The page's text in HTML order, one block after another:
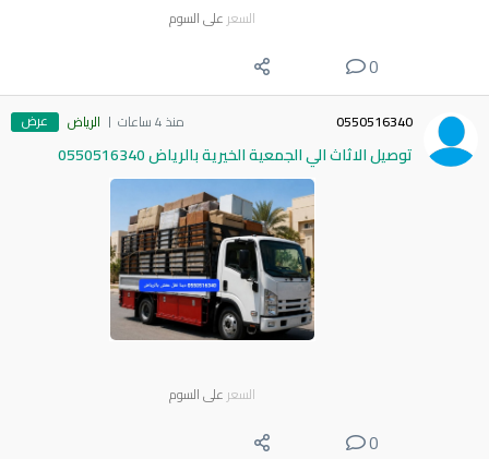
السعر على السوم
0
0550516340 منذ 4 ساعات الرياض عرض
توصيل الاثاث الي الجمعية الخيرية بالرياض 0550516340
السعر على السوم
0